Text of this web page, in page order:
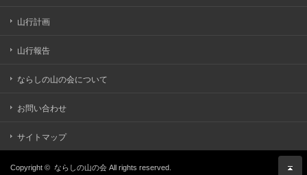
山行計画
山行報告
ならしの山の会について
お問い合わせ
サイトマップ
Copyright © ならしの山の会 All rights reserved.